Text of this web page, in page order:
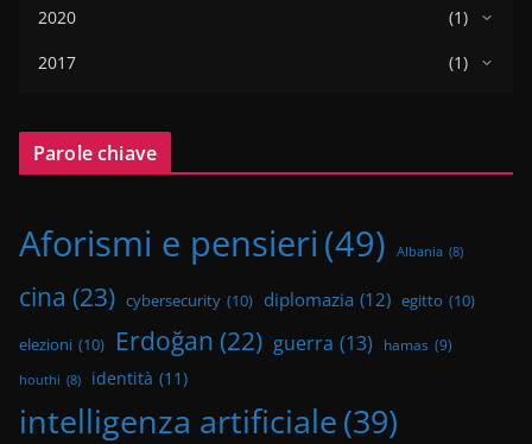
2020
(1)
2017
(1)
Parole chiave
Aforismi e pensieri (49) Albania (8)
cina (23) cybersecurity (10) diplomazia (12) egitto (10)
elezioni (10) Erdoğan (22) guerra (13) hamas (9)
houthi (8) identità (11)
intelligenza artificiale(39)